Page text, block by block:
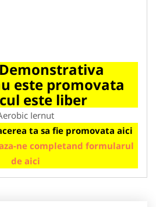
este promovata
este liber
Iernut
ta sa fie promovata aici
ne completand formularul
de aici